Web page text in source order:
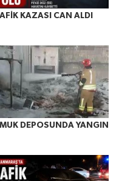
KAZASI CAN ALDI
DEPOSUNDA YANGIN